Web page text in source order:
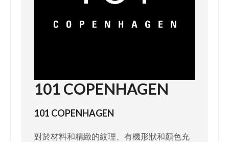
101 COPENHAGEN
101 COPENHAGEN
對於材料和精緻的紋理、有機形狀和顏色充